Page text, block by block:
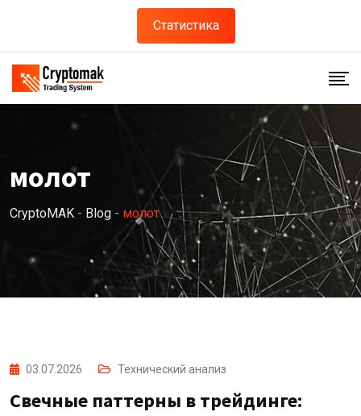
content
Статистика
молот
CryptoMAK - Blog - молот
03.07.2026 Технический анализ
Свечные паттерны в трейдинге: